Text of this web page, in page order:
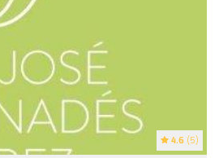
4.6 (5)